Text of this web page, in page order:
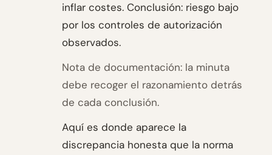
inflar costes. Conclusión: riesgo bajo
por los controles de autorización
observados.
Nota de documentación: la minuta
debe recoger el razonamiento detrás
de cada conclusión.
Aquí es donde aparece la
discrepancia honesta que la norma